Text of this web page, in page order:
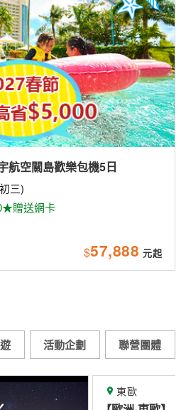
航空關島歡樂包機5日
三)
贈送網卡
$57,888
活動企劃 聯營團體